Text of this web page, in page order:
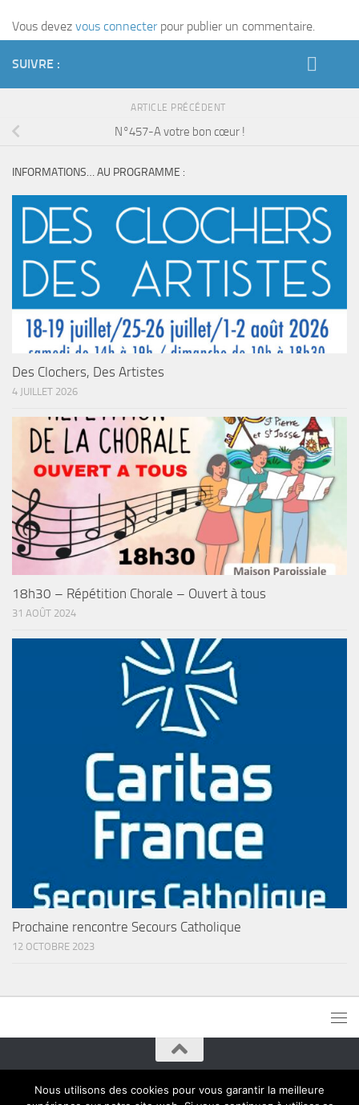
Vous devez vous connecterpour publier un commentaire.
SUIVRE :
ARTICLE PRÉCÉDENT
N°457-A votre bon cœur !
INFORMATIONS… AU PROGRAMME :
Des Clochers, Des Artistes
4 JUILLET 2026
18h30 – Répétition Chorale – Ouvert à tous
31 AOÛT 2024
Prochaine rencontre Secours Catholique
12 OCTOBRE 2023
Paroisses de Montreuil © 2015. Tous droits réservés
Nous utilisons des cookies pour vous garantir la meilleure